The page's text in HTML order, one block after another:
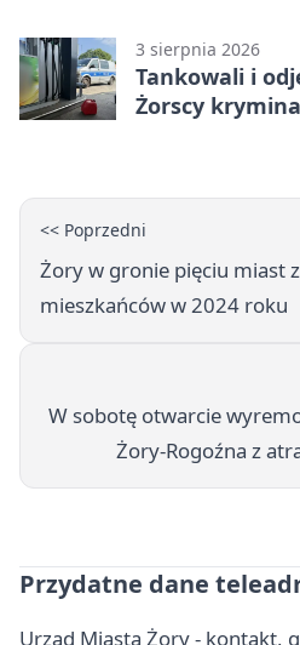
3 sierpnia 2026
Tankowali i
Żorscy
<< Poprzedni
Żory w gronie pięciu miast
mieszkańców w 2024 roku
W sobotę otwarcie
Żory-Rogoźna z
Przydatne dane
Urząd Miasta Żory - kontakt,